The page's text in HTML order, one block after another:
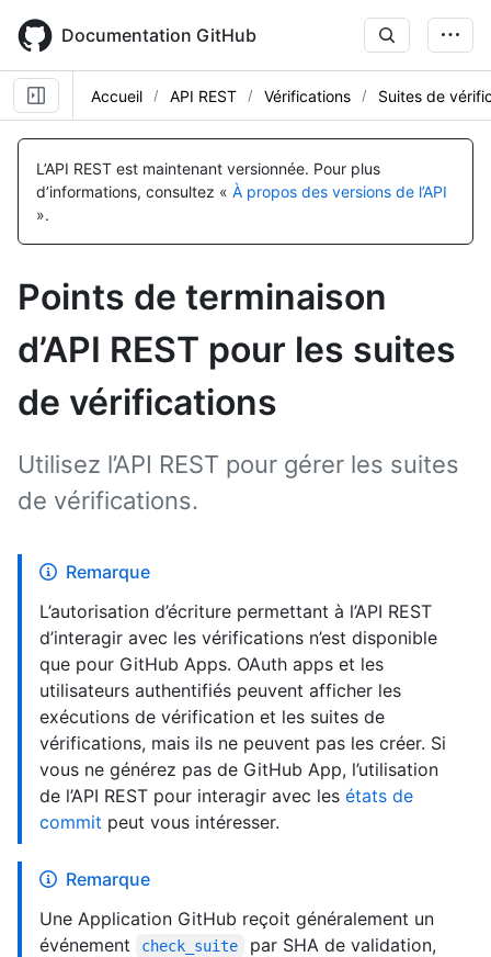
main
content
Documentation GitHub
Accueil API REST Vérifications Suites de
L’API REST est maintenant versionnée. Pour plus
d’informations, consultez « À propos des versions de l’API
».
Points de terminaison
d’API REST pour les suites
de vérifications
Utilisez l’API REST pour gérer les suites
de vérifications.
Remarque
L’autorisation d’écriture permettant à l’API REST
d’interagir avec les vérifications n’est disponible
que pour GitHub Apps. OAuth apps et les
utilisateurs authentifiés peuvent afficher les
exécutions de vérification et les suites de
vérifications, mais ils ne peuvent pas les créer. Si
vous ne générez pas de GitHub App, l’utilisation
de l’API REST pour interagir avec les états de
commit peut vous intéresser.
Remarque
Une Application GitHub reçoit généralement un
événement
check_suite
par SHA de validation,
Nom, Type,
Description
Nom, Type,
Description
Nom, Type,
Description
Nom, Type,
Description
Nom, Type,
Description
Nom, Type,
Description
Nom, Type,
Description
Nom, Type,
Description
Nom, Type,
Description
Nom, Type,
Description
Nom, Type,
Description
Nom, Type,
Description
Nom, Type,
Description